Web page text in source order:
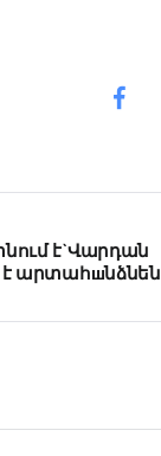
է`Վարդան
արտահшնձնեն